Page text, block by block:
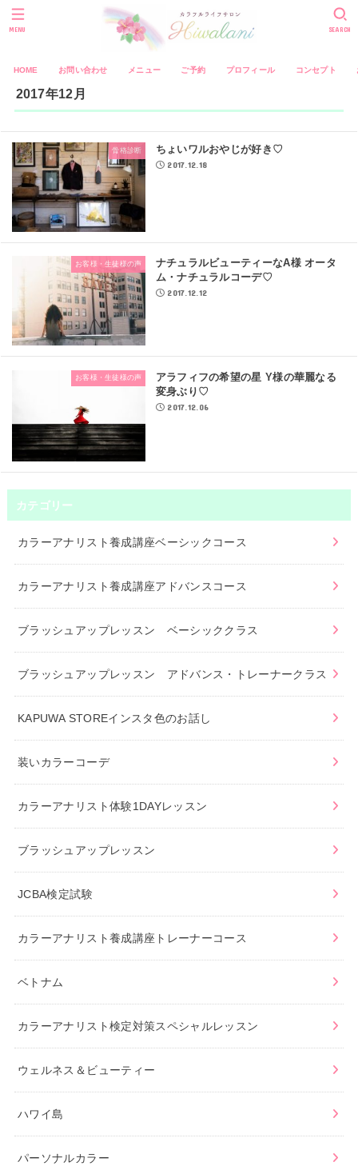
HOME お問い合わせ メニュー ご予約 プロフィール コンセプト
SEARCH
MENU
2017年12月
骨格診断 ちょいワルおやじが好き♡
2017.12.18
お客様・生徒様の声
ナチュラルビューティーなA様 オータ
ム・ナチュラルコーデ♡
2017.12.12
お客様・生徒様の声
アラフィフの希望の星 Y様の華麗なる
変身ぶり♡
2017.12.06
カテゴリー
カラーアナリスト養成講座ベーシックコース
カラーアナリスト養成講座アドバンスコース
ブラッシュアップレッスン ベーシッククラス
ブラッシュアップレッスン アドバンス・トレーナークラス
KAPUWA STOREインスタ色のお話し
装いカラーコーデ
カラーアナリスト体験1DAYレッスン
ブラッシュアップレッスン
JCBA検定試験
カラーアナリスト養成講座トレーナーコース
ベトナム
カラーアナリスト検定対策スペシャルレッスン
ウェルネス＆ビューティー
ハワイ島
パーソナルカラー